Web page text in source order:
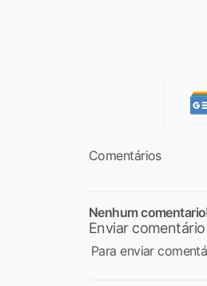
Comentários
Nenhum
Enviar comentário
Para enviar